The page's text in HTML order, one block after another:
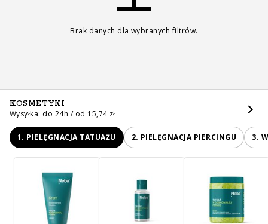
Brak danych dla wybranych filtrów.
KOSMETYKI
Wysyłka: do 24h / od 15,74 zł
1. PIELĘGNACJA TATUAŻU 2. PIELĘGNACJA PIERCINGU 3.